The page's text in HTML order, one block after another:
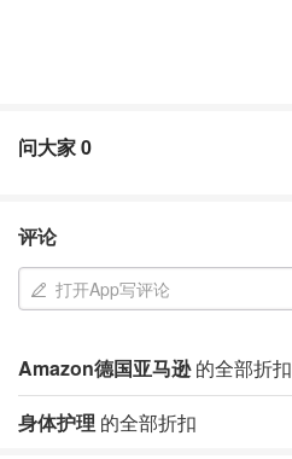
问大家0
评论
打开App写评论
Amazon德国亚马逊的全部折扣
身体护理 的全部折扣